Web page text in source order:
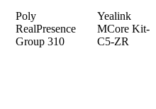
Poly
RealPresence
Group 310
Yealink
MCore Kit-
C5-ZR